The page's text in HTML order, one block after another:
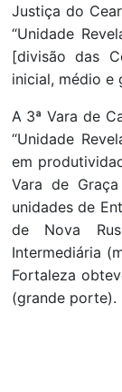
Justiça do
“Unidade
[divisão das
inicial, médio e
A 3ª Vara de
“Unidade
em
Vara de
unidades de
de Nova
Intermediária
Fortaleza
(grande porte).